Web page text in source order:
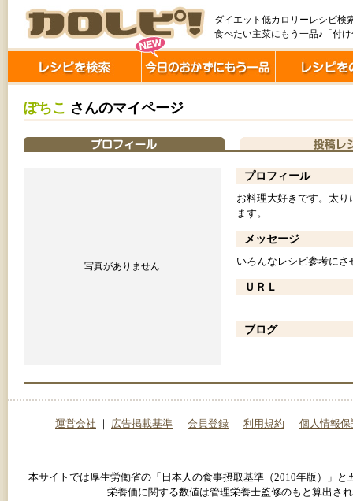
ダイエット低カロリーレシピ検
食べたい主菜にもう一品♪「付
ぽちこ さんのマイページ
写真がありません
プロフィール
お料理大好きです。太
ます。
メッセージ
いろんなレシピ参考に
ＵＲＬ
ブログ
運営会社 広告掲載基準 会員登録 利用規約 個人情報保
本サイトでは厚生労働省の「日本人の食事摂取基準（2010年版）」
栄養価に関する数値は管理栄養士監修のもと算出さ